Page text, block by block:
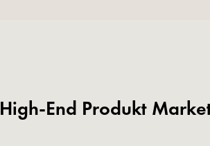
High-End Produkt